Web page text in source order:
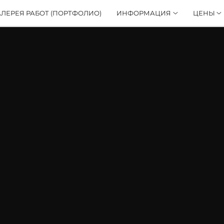
РАБОТ (ПОРТФОЛИО) ИНФОРМАЦИЯ ЦЕНЫ